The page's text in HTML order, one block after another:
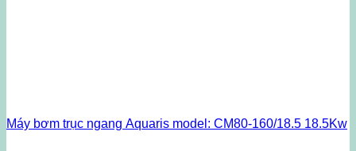
Máy bơm trục ngang Aquaris model: CM80-160/18.5 18.5Kw